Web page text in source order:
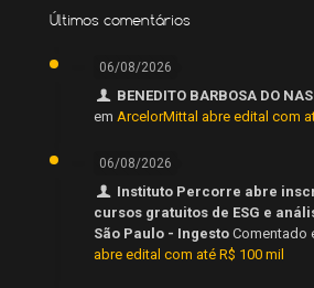
Últimos comentários
06/08/2026
BENEDITO BARBOSA DO
em ArcelorMittal abre edital com
06/08/2026
Instituto Percorre abre
cursos gratuitos de ESG e
São Paulo - Ingesto Comentado
abre edital com até R$ 100 mil